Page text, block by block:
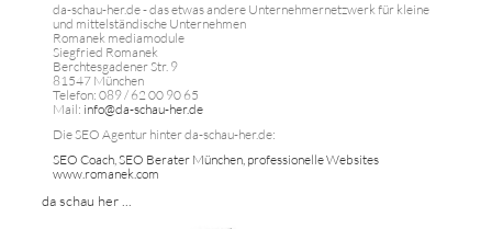
da-schau-her.de - das etwas andere Unternehmernetzwerk für kleine
und mittelständische Unternehmen
Romanek mediamodule
Siegfried Romanek
Berchtesgadener Str. 9
81547 München
Telefon: 089 / 62 00 90 65
Mail: info@da-schau-her.de
Die SEO Agentur hinter da-schau-her.de:
SEO Coach, SEO Berater München, professionelle Websites
www.romanek.com
da schau her ...